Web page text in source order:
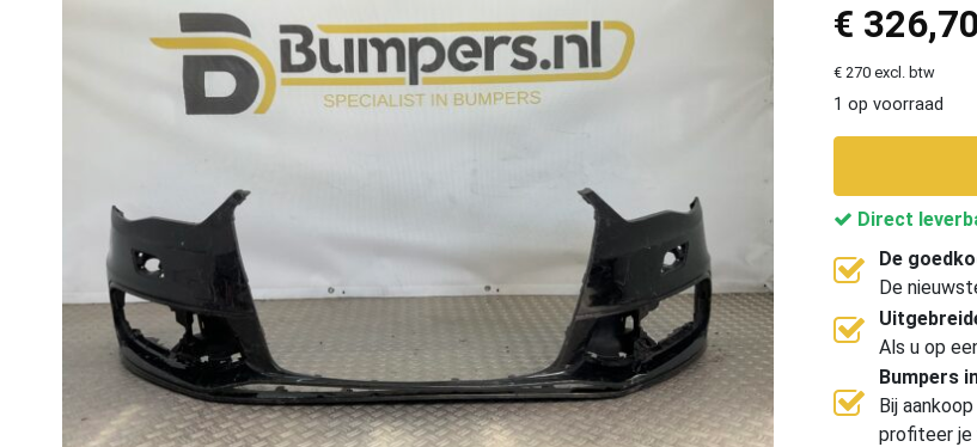
€ 326,70
€ 270 excl. btw
1 op voorraad
Direct
De
De
Als u op
Bumpers
Bij
profiteer je